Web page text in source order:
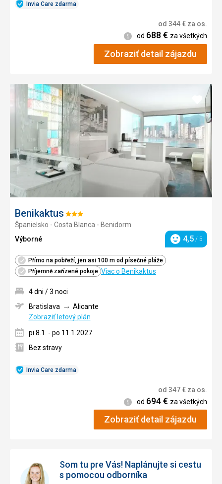
Invia Care zdarma
od 344€ za os.
Informácie
od 688 € za všetkých
Zobraziť detail zájazdu
Benikaktus Hodnotenie:
3/5
Španielsko - Costa Blanca - Benidorm
Výborné
Hodnotenie
4,5 / 5
Přímo na pobřeží, jen asi 100 m od písečné pláže
Příjemně zařízené pokoje Viac o Benikaktus
Pridať
do
Invia Care zdarma
4 dni / 3 noci
Bratislava
Alicante
Zobraziť letový plán
pi 8.1. - po 11.1.2027
Bez stravy
od 347€ za os.
Informácie
od 694€ za všetkých
Zobraziť detail zájazdu
Som tu pre Vás! Naplánujte si cestu
s pomocou odborníka